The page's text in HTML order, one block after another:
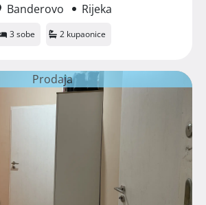
Banderovo
Rijeka
3 sobe 2 kupaonice
Prodaja